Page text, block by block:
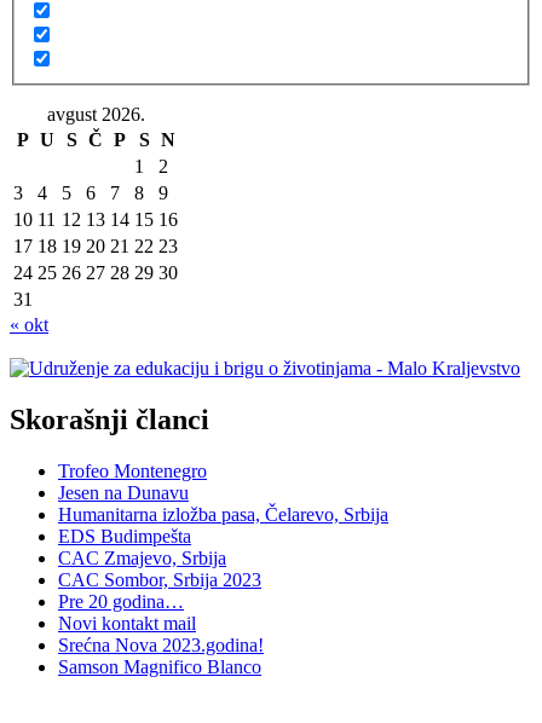
avgust 2026.
P U S Č P S N
1
2
3
4 5 6 7 8
9
10 11 12 13 14 15 16
17 18 19 20 21 22 23
24 25 26 27 28 29 30
31
« okt
Skorašnji članci
Trofeo Montenegro
Jesen na Dunavu
Humanitarna izložba pasa, Čelarevo, Srbija
EDS Budimpešta
CAC Zmajevo, Srbija
CAC Sombor, Srbija 2023
Pre 20 godina…
Novi kontakt mail
Srećna Nova 2023.godina!
Samson Magnifico Blanco